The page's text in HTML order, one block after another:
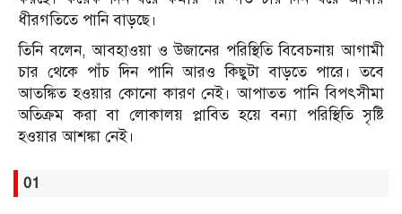
ধীরগতিতে পানি বাড়ছে।
তিনি বলেন, আবহাওয়া ও উজানের পরিস্থিতি বিবেচনায় আগামী
চার থেকে পাঁচ দিন পানি আরও কিছুটা বাড়তে পারে। তবে
আতঙ্কিত হওয়ার কোনো কারণ নেই। আপাতত পানি বিপৎসীমা
অতিক্রম করা বা লোকালয় প্লাবিত হয়ে বন্যা পরিস্থিতি সৃষ্টি
হওয়ার আশঙ্কা নেই।
01